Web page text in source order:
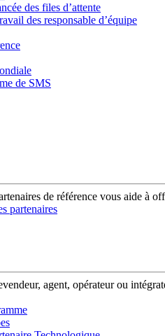
des files d’attente
des responsable d’équipe
de SMS
de référence vous aide à
partenaires
agent, opérateur ou